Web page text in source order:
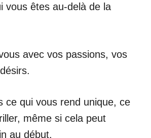
vous êtes au-delà de la
avec vos passions, vos
ce qui vous rend unique, ce
même si cela peut
au début.